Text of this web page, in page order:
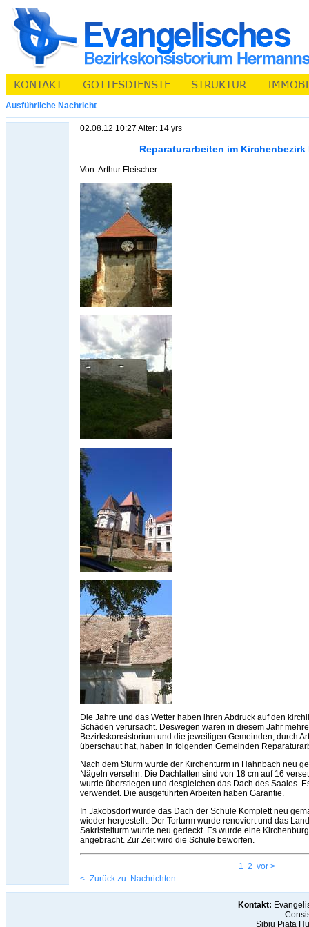
Ausführliche Nachricht
02.08.12 10:27 Alter: 14 yrs
Reparaturarbeiten im Kirchenbezirk
Von: Arthur Fleischer
Die Jahre und das Wetter haben ihren Abdruck auf den
Schäden verursacht. Deswegen waren in diesem Jahr
Bezirkskonsistorium und die jeweiligen Gemeinden, durch
überschaut hat, haben in folgenden Gemeinden
Nach dem Sturm wurde der Kirchenturm in Hahnbach neu
Nägeln versehn. Die Dachlatten sind von 18 cm auf 16
wurde überstiegen und desgleichen das Dach des Saales.
verwendet. Die ausgeführten Arbeiten haben Garantie.
In Jakobsdorf wurde das Dach der Schule Komplett neu
wieder hergestellt. Der Torturm wurde renoviert und das
Sakristeiturm wurde neu gedeckt. Es wurde eine
angebracht. Zur Zeit wird die Schule beworfen.
1 2 vor >
<- Zurück zu: Nachrichten
Kontakt:
Sibiu Piaţa